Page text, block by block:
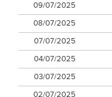
09/07/2025
08/07/2025
07/07/2025
04/07/2025
03/07/2025
02/07/2025